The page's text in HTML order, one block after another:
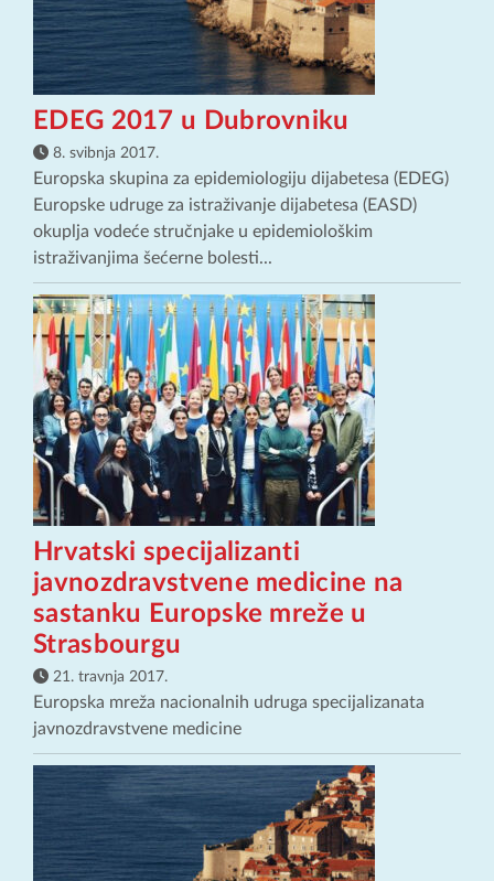
EDEG 2017 u Dubrovniku
8. svibnja 2017.
Europska skupina za epidemiologiju dijabetesa (EDEG)
Europske udruge za istraživanje dijabetesa (EASD)
okuplja vodeće stručnjake u epidemiološkim
istraživanjima šećerne bolesti...
Hrvatski specijalizanti
javnozdravstvene medicine na
sastanku Europske mreže u
Strasbourgu
21. travnja 2017.
Europska mreža nacionalnih udruga specijalizanata
javnozdravstvene medicine